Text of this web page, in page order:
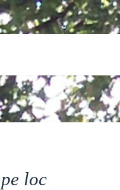
loc